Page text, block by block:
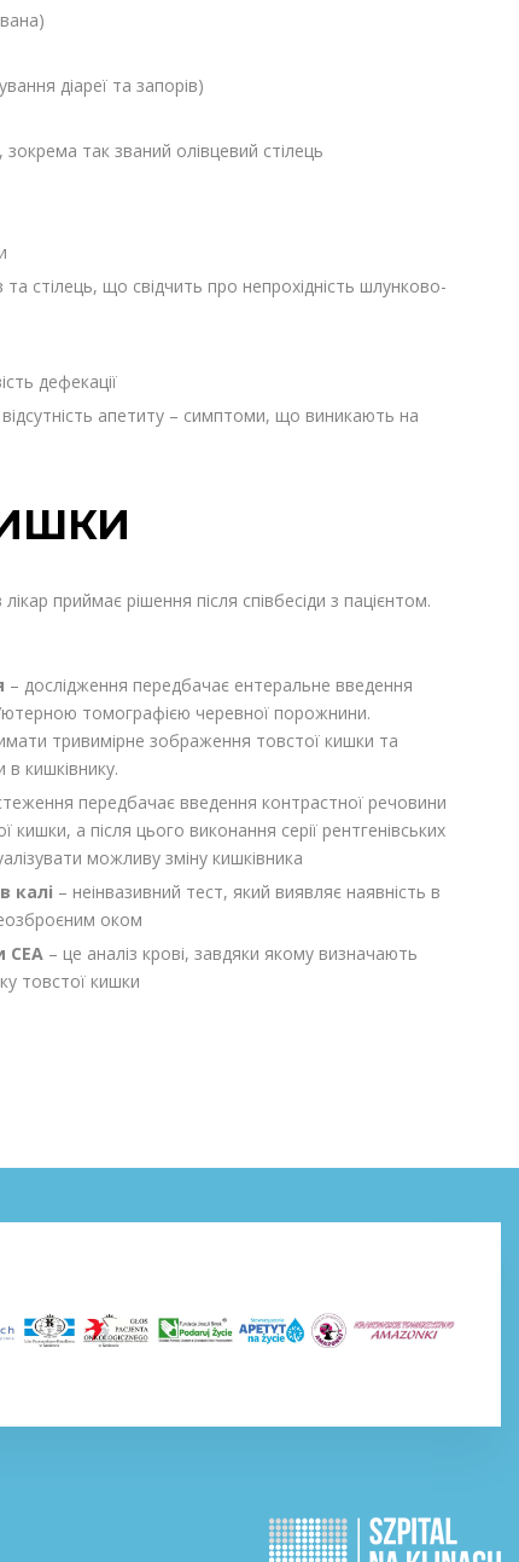
діареї та запорів)
так званий олівцевий стілець
та стілець, що свідчить про непрохідність шлунково-
дефекації
відсутність апетиту – симптоми, що виникають на
приймає рішення після співбесіди з пацієнтом.
– дослідження передбачає ентеральне введення
томографією черевної порожнини.
тривимірне зображення товстої кишки та
в кишківнику.
передбачає введення контрастної речовини
кишки, а після цього виконання серії рентгенівських
можливу зміну кишківника
калі – неінвазивний тест, який виявляє наявність в
оком
СЕА – це аналіз крові, завдяки якому визначають
товстої кишки